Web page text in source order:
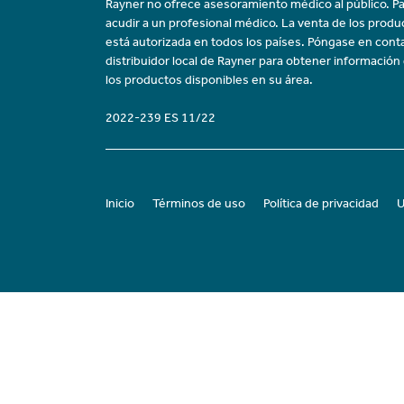
Rayner no ofrece asesoramiento médico al público.
acudir a un profesional médico. La venta de los
está autorizada en todos los países. Póngase en
distribuidor local de Rayner para obtener información
los productos disponibles en su área.
2022-239 ES 11/22
Inicio Términos de uso Política de privacidad